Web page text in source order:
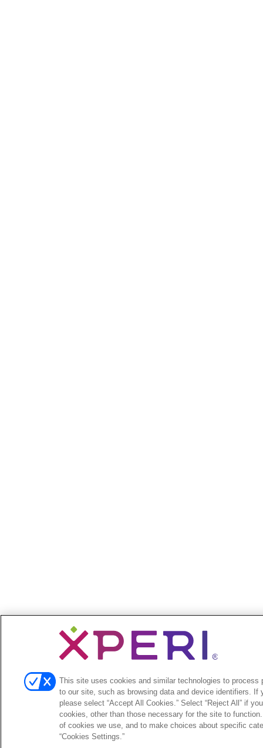
This site uses cookies and similar technologies to process
to our site, such as browsing data and device identifiers. If
please select “Accept All Cookies.” Select “Reject All” if
cookies, other than those necessary for the site to
of cookies we use, and to make choices about specific
“Cookies Settings.”